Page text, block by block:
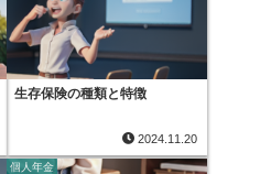
生存保険の種類と特徴
2024.11.20
個人年金